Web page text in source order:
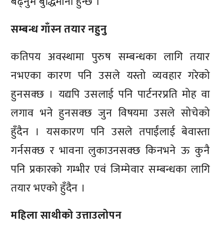
सम्बन्ध गाँस्न तयार नहुनु
कतिपय अवस्थामा पुरुष सम्बन्धका लागि तयार
नभएका कारण पनि उसले यस्तो व्यवहार गरेको
हुनसक्छ । यद्यपि उसलाई पनि पार्टनरप्रति मोह वा
लगाव भने हुनसक्छ जुन विषयमा उसले सोचेको
हुँदैन । यसकारण पनि उसले तपाईंलाई बेवास्ता
गर्नसक्छ र भावना लुकाउनसक्छ किनभने ऊ कुनै
पनि प्रकारको गम्भीर एवं जिम्मेवार सम्बन्धका लागि
तयार भएको हुँदैन ।
महिला साथीको उत्ताउलोपन